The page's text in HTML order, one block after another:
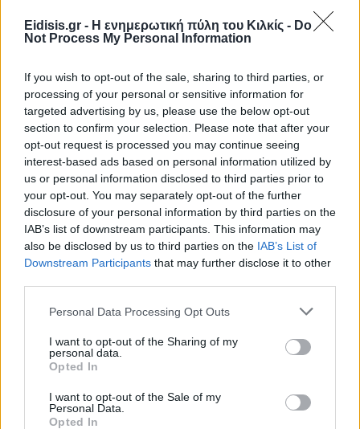
Eidisis.gr - Η ενημερωτική πύλη του Κιλκίς - Do
Not Process My Personal Information
If you wish to opt-out of the sale, sharing to third parties, or
processing of your personal or sensitive information for
targeted advertising by us, please use the below opt-out
section to confirm your selection. Please note that after your
opt-out request is processed you may continue seeing
interest-based ads based on personal information utilized by
us or personal information disclosed to third parties prior to
your opt-out. You may separately opt-out of the further
disclosure of your personal information by third parties on the
IAB’s list of downstream participants. This information may
also be disclosed by us to third parties on the IAB’s List of
Downstream Participants that may further disclose it to other
Personal Data Processing Opt Outs
I want to opt-out of the Sharing of my
personal data.
Opted In
I want to opt-out of the Sale of my
Personal Data.
Opted In